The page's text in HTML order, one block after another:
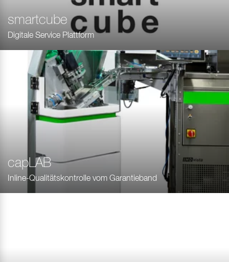
smartcube
Digitale Service Plattform
capLAB
Inline-Qualitätskontrolle vom Garantieband